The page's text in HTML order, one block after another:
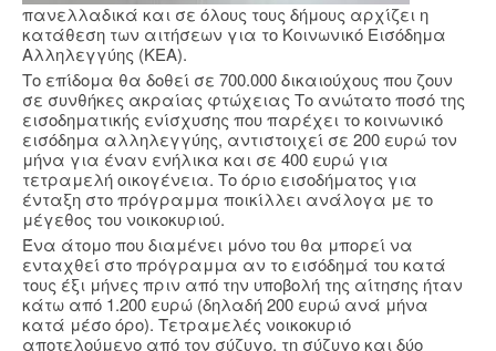
πανελλαδικά και σε όλους τους δήμους αρχίζει η
κατάθεση των αιτήσεων για τo Κοινωνικό Εισόδημα
Αλληλεγγύης (ΚΕΑ).
Το επίδομα θα δοθεί σε 700.000 δικαιούχους που ζουν
σε συνθήκες ακραίας φτώχειας Το ανώτατο ποσό της
εισοδηματικής ενίσχυσης που παρέχει το κοινωνικό
εισόδημα αλληλεγγύης, αντιστοιχεί σε 200 ευρώ τον
μήνα για έναν ενήλικα και σε 400 ευρώ για
τετραμελή οικογένεια. Tο όριο εισοδήματος για
ένταξη στο πρόγραμμα ποικίλλει ανάλογα με το
μέγεθος του νοικοκυριού.
Ένα άτομο που διαμένει μόνο του θα μπορεί να
ενταχθεί στο πρόγραμμα αν το εισόδημά του κατά
τους έξι μήνες πριν από την υποβολή της αίτησης ήταν
κάτω από 1.200 ευρώ (δηλαδή 200 ευρώ ανά μήνα
κατά μέσο όρο). Τετραμελές νοικοκυριό
αποτελούμενο από τον σύζυγο, τη σύζυγο και δύο